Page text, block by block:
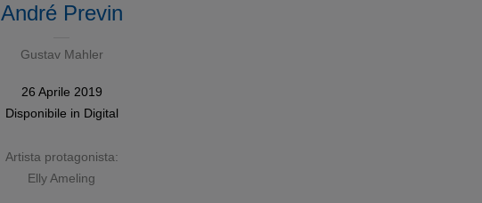
André Previn
Gustav Mahler
26 Aprile 2019
Disponibile in Digital
Artista protagonista:
Elly Ameling